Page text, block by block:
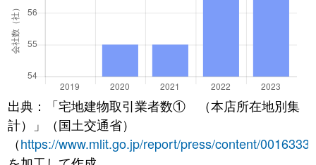
出典：「宅地建物取引業者数① （本店所在地別集
計）」（国土交通省）
（https://www.mlit.go.jp/report/press/content/